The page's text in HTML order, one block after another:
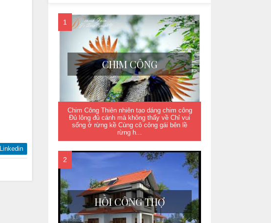
Linkedin
CHIM CÔNG
Chim Công Thiên nhiên tạo dáng chim công
Đủ lông đủ cánh mà không thấy về Chỉ vui
sống ở rừng kề Cùng cô công gái bên lề
rừng h...
HỒI CÔNG THỢ